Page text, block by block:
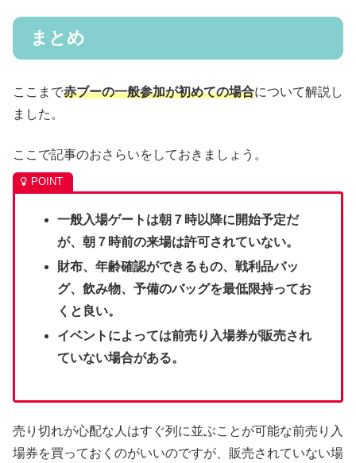
まとめ
ここまで赤ブーの一般参加が初めての場合について解説し
ました。
ここで記事のおさらいをしておきましょう。
一般入場ゲートは朝７時以降に開始予定だ
が、朝７時前の来場は許可されていない。
財布、年齢確認ができるもの、戦利品バッ
グ、飲み物、予備のバッグを最低限持ってお
くと良い。
イベントによっては前売り入場券が販売され
ていない場合がある。
売り切れが心配な人はすぐ列に並ぶことが可能な前売り入
場券を買っておくのがいいのですが、販売されていない場